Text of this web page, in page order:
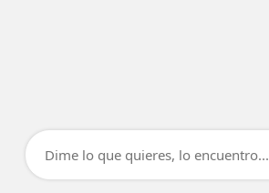
Dime lo que quieres, lo encuentro...